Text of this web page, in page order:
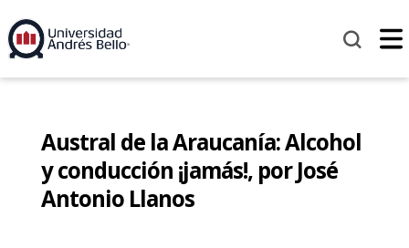
Austral de la Araucanía: Alcohol
y conducción ¡jamás!, por José
Antonio Llanos